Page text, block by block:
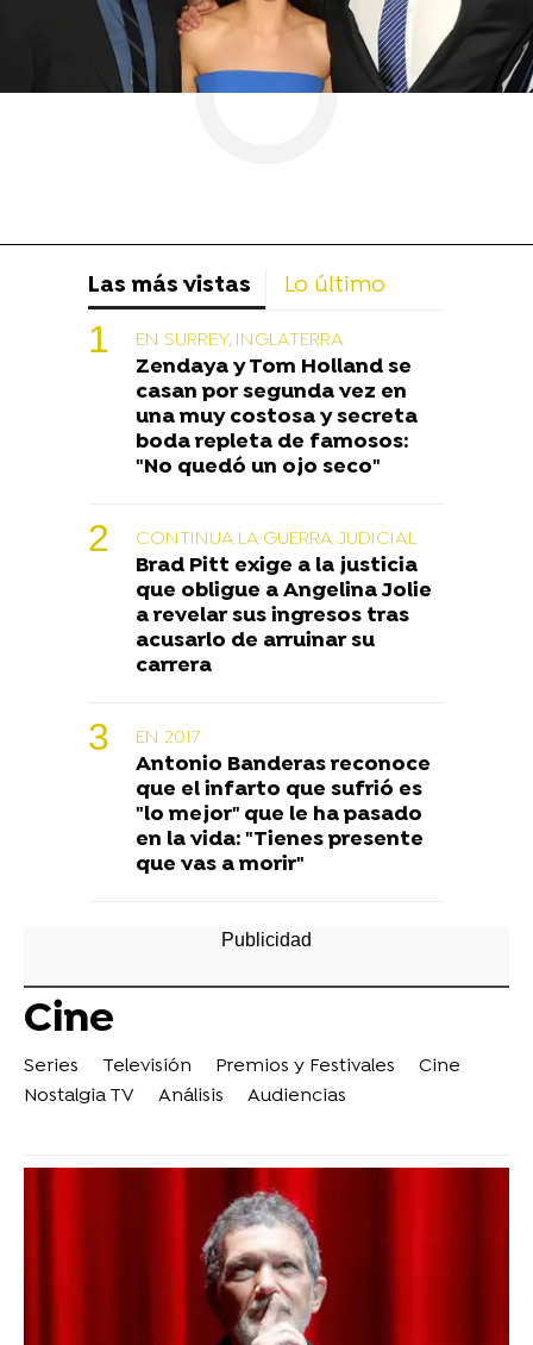
Las más vistas Lo último
EN SURREY, INGLATERRA
Zendaya y Tom Holland se
casan por segunda vez en
una muy costosa y secreta
boda repleta de famosos:
"No quedó un ojo seco"
CONTINUA LA GUERRA JUDICIAL
Brad Pitt exige a la justicia
que obligue a Angelina Jolie
a revelar sus ingresos tras
acusarlo de arruinar su
carrera
EN 2017
Antonio Banderas reconoce
que el infarto que sufrió es
"lo mejor" que le ha pasado
en la vida: "Tienes presente
que vas a morir"
Cine
Series Televisión Premios y Festivales
Cine
Nostalgia TV
Análisis Audiencias